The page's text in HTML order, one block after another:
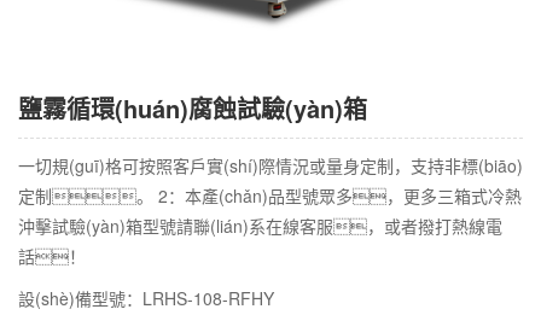
鹽霧循環(huán)腐蝕試驗(yàn)箱
一切規(guī)格可按照客戶實(shí)際情況或量身定制，支持非標(biāo)
定制。 2：本產(chǎn)品型號眾多，更多三箱式冷熱
沖擊試驗(yàn)箱型號請聯(lián)系在線客服，或者撥打熱線電
話！
設(shè)備型號：LRHS-108-RFHY